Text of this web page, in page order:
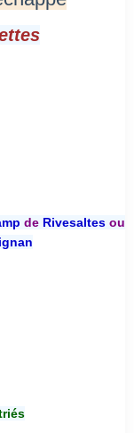
deRivesaltesou